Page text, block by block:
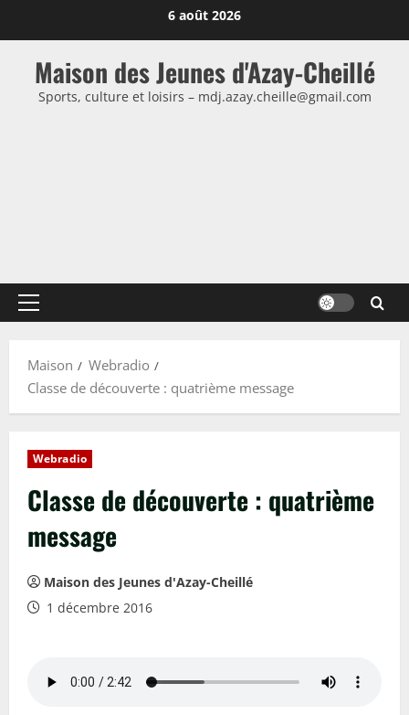
au
contenu
6 août 2026
Maison des Jeunes d'Azay-Cheillé
Sports, culture et loisirs – mdj.azay.cheille@gmail.com
Menu
Maison
Webradio
Classe de découverte : quatrième message
Webradio
Classe de découverte : quatrième
message
Maison des Jeunes d'Azay-Cheillé
1 décembre 2016